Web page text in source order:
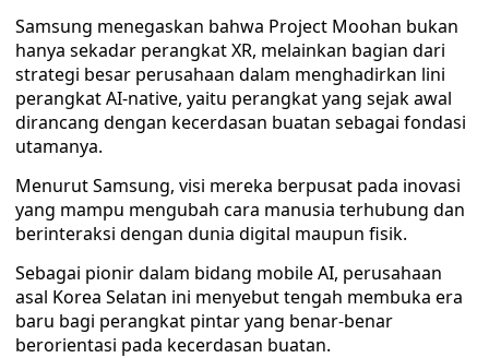
Samsung menegaskan bahwa Project Moohan bukan
hanya sekadar perangkat XR, melainkan bagian dari
strategi besar perusahaan dalam menghadirkan lini
perangkat AI-native, yaitu perangkat yang sejak awal
dirancang dengan kecerdasan buatan sebagai fondasi
utamanya.
Menurut Samsung, visi mereka berpusat pada inovasi
yang mampu mengubah cara manusia terhubung dan
berinteraksi dengan dunia digital maupun fisik.
Sebagai pionir dalam bidang mobile AI, perusahaan
asal Korea Selatan ini menyebut tengah membuka era
baru bagi perangkat pintar yang benar-benar
berorientasi pada kecerdasan buatan.